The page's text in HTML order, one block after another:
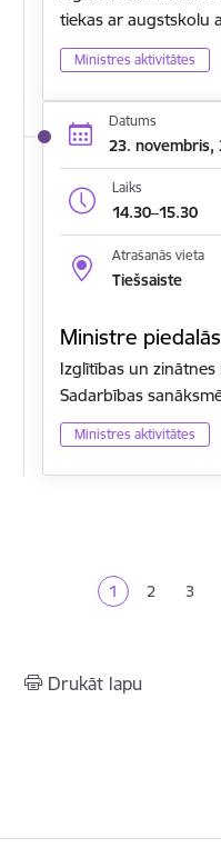
tiekas ar augstskolu
Ministres aktivitātes
Datums
23. novembris,
Laiks
14.30–15.30
Atrašanās vieta
Tiešsaiste
Ministre
Izglītības un
Sadarbības
Ministres aktivitātes
Pašreizējā lapa
1 Lapa
2 Lapa
3
Drukāt lapu